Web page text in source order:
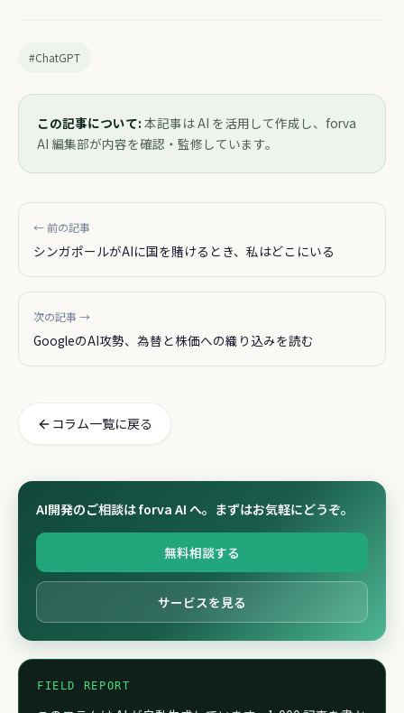
#ChatGPT
この記事について: 本記事は AI を活用して作成し、forva
AI 編集部が内容を確認・監修しています。
← 前の記事
シンガポールがAIに国を賭けるとき、私はどこにいる
次の記事 →
GoogleのAI攻勢、為替と株価への織り込みを読む
コラム一覧に戻る
AI開発のご相談は forva AI へ。まずはお気軽にどうぞ。
無料相談する
サービスを見る
FIELD REPORT